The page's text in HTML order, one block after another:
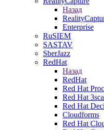
Назад
Enterprise
RuSIEM
SASTAV
SberJazz
RedHat
Назад
RedHat
Red Hat
Red Hat
Red Hat
Cloudforms
Red Hat